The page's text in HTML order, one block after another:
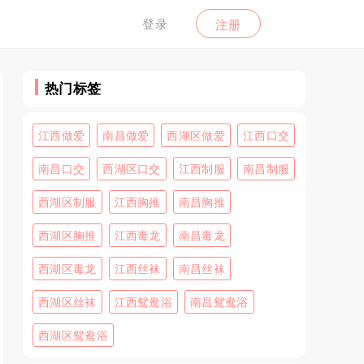
登录 注册
热门标签
江西做爱 南昌做爱 西湖区做爱 江西口交
南昌口交 西湖区口交 江西制服 南昌制服
西湖区制服 江西胸推 南昌胸推
西湖区胸推 江西毒龙 南昌毒龙
西湖区毒龙 江西丝袜 南昌丝袜
西湖区丝袜 江西鸳鸯浴 南昌鸳鸯浴
西湖区鸳鸯浴